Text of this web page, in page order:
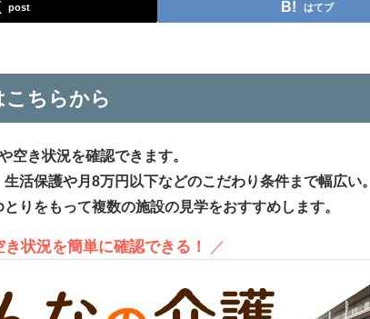
post はてブ
こちらから
空き状況を確認できます。
活保護や月8万円以下などのこだわり条件まで幅広い。
りをもって複数の施設の見学をおすすめします。
状況を簡単に確認できる！ ／